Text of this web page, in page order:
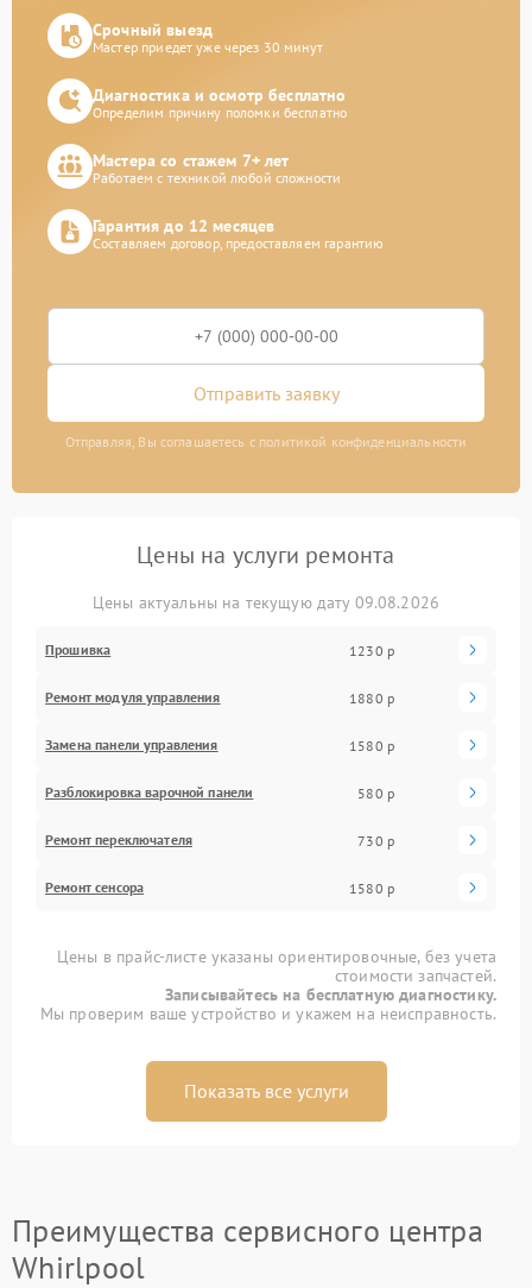
Срочный выезд
Мастер приедет уже через 30 минут
Диагностика и осмотр бесплатно
Определим причину поломки бесплатно
Мастера со стажем 7+ лет
Работаем с техникой любой сложности
Гарантия до 12 месяцев
Составляем договор, предоставляем гарантию
Отправить заявку
Отправляя, Вы соглашаетесь с политикой конфиденциальности
Цены на услуги ремонта
Цены актуальны на текущую дату 09.08.2026
Прошивка 1230 р
Ремонт модуля управления 1880 р
Замена панели управления 1580 р
Разблокировка варочной панели 580 р
Ремонт переключателя 730 р
Ремонт сенсора 1580 р
Цены в прайс-листе указаны ориентировочные, без учета
стоимости запчастей.
Записывайтесь на бесплатную диагностику.
Мы проверим ваше устройство и укажем на неисправность.
Показать все услуги
Преимущества сервисного центра
Whirlpool